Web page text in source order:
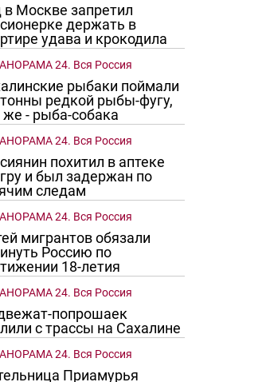
Ростовчане смотрите в оба
в Москве запретил
держать в
удава и крокодила
24. Вся Россия
рыбаки поймали
редкой рыбы-фугу,
же - рыба-собака
24. Вся Россия
похитил в аптеке
и был задержан по
следам
24. Вся Россия
мигрантов обязали
Россию по
18-летия
24. Вся Россия
попрошаек
с трассы на Сахалине
24. Вся Россия
Приамурья